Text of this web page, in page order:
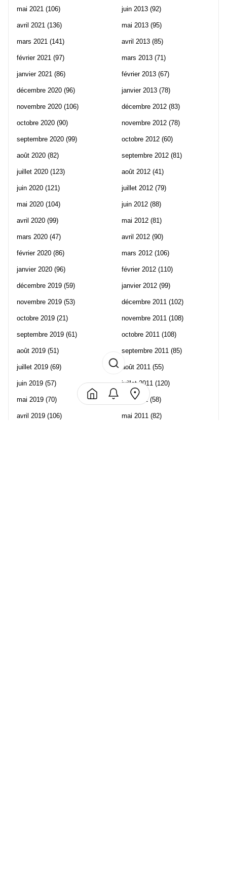
mai 2021 (106)
avril 2021 (136)
mars 2021 (141)
février 2021 (97)
janvier 2021 (86)
décembre 2020 (96)
novembre 2020 (106)
octobre 2020 (90)
septembre 2020 (99)
août 2020 (82)
juillet 2020 (123)
juin 2020 (121)
mai 2020 (104)
avril 2020 (99)
mars 2020 (47)
février 2020 (86)
janvier 2020 (96)
décembre 2019 (59)
novembre 2019 (53)
octobre 2019 (21)
septembre 2019 (61)
août 2019 (51)
juillet 2019 (69)
juin 2019 (57)
mai 2019 (70)
avril 2019 (106)
juin 2013 (92)
mai 2013 (95)
avril 2013 (85)
mars 2013 (71)
février 2013 (67)
janvier 2013 (78)
décembre 2012 (83)
novembre 2012 (78)
octobre 2012 (60)
septembre 2012 (81)
août 2012 (41)
juillet 2012 (79)
juin 2012 (88)
mai 2012 (81)
avril 2012 (90)
mars 2012 (106)
février 2012 (110)
janvier 2012 (99)
décembre 2011 (102)
novembre 2011 (108)
octobre 2011 (108)
septembre 2011 (85)
août 2011 (55)
juillet 2011 (120)
juin 2011(58)
mai 2011 (82)